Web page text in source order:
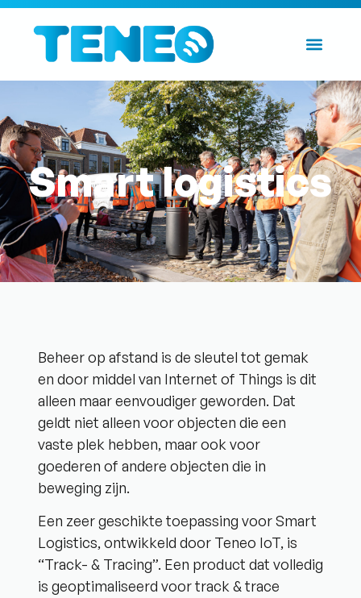
Smart logistics
Beheer op afstand is de sleutel tot gemak
en door middel van Internet of Things is dit
alleen maar eenvoudiger geworden. Dat
geldt niet alleen voor objecten die een
vaste plek hebben, maar ook voor
goederen of andere objecten die in
beweging zijn.
Een zeer geschikte toepassing voor Smart
Logistics, ontwikkeld door Teneo IoT, is
“Track- & Tracing”. Een product dat volledig
is geoptimaliseerd voor track & trace